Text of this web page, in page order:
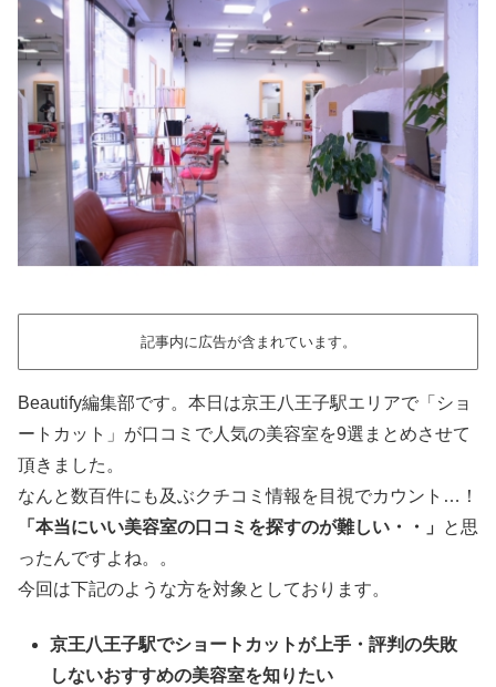
記事内に広告が含まれています。
Beautify編集部です。本日は京王八王子駅エリアで「ショ
ートカット」が口コミで人気の美容室を9選まとめさせて
頂きました。
なんと数百件にも及ぶクチコミ情報を目視でカウント…！
「本当にいい美容室の口コミを探すのが難しい・・」
と思
ったんですよね。。
今回は下記のような方を対象としております。
京王八王子駅でショートカットが上手・評判の失敗
しないおすすめの美容室を知りたい